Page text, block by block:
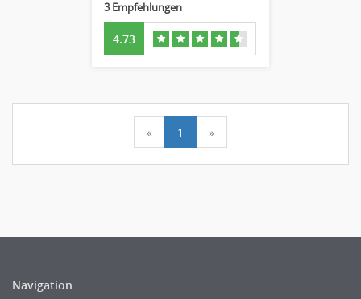
3 Empfehlungen
4.73
« 1 »
Navigation